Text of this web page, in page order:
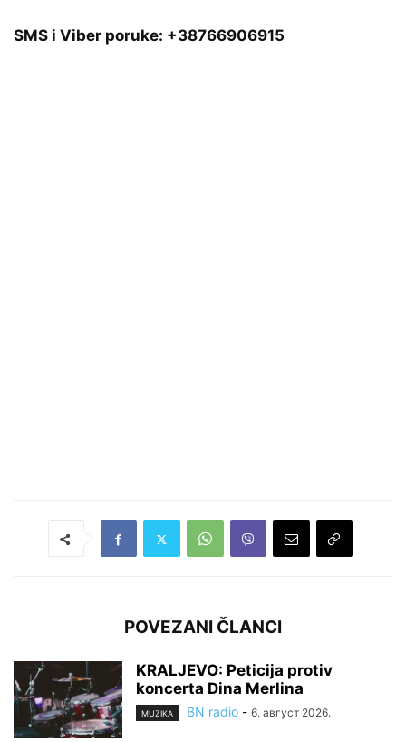
SMS i Viber poruke: +38766906915
POVEZANI ČLANCI
KRALJEVO: Peticija protiv
koncerta Dina Merlina
MUZIKA BN radio - 6. август 2026.